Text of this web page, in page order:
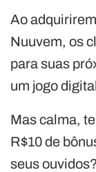
Ao
Nuuvem, os
para suas
um jogo
Mas calma,
R$10 de
seus ouvidos?